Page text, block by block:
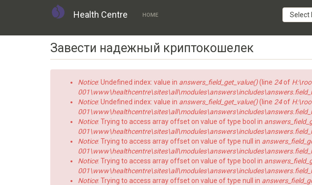
Skip
Health Centre HOME
Завести надежный криптокошелек
Error
message
Notice: Undefined index: value in answers_field_get_value()(line 24of
Notice: Undefined index: value in answers_field_get_value()(line 24of
Notice: Trying to access array offset on value of type bool in
Notice: Trying to access array offset on value of type null in
Notice: Trying to access array offset on value of type bool in
Notice: Trying to access array offset on value of type null in